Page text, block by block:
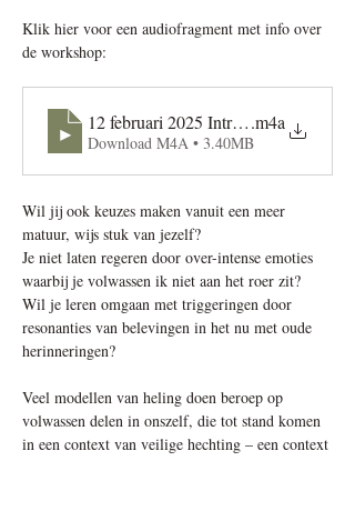
Klik hier voor een audiofragment met info over
de workshop:
12 februari 2025 Intro hevige emoties
.m4a
Download M4A • 3.40MB
Wil jij ook keuzes maken vanuit een meer
matuur, wijs stuk van jezelf?
Je niet laten regeren door over-intense emoties
waarbij je volwassen ik niet aan het roer zit?
Wil je leren omgaan met triggeringen door
resonanties van belevingen in het nu met oude
herinneringen?
Veel modellen van heling doen beroep op
volwassen delen in onszelf, die tot stand komen
in een context van veilige hechting – een context